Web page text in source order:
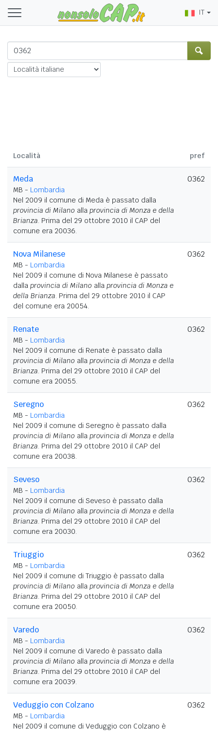
IT
Località pref
Meda
MB - Lombardia
Nel 2009 il comune di Meda è passato dalla
provincia di Milano alla provincia di Monza e della
Brianza. Prima del 29 ottobre 2010 il CAP del
comune era 20036.
0362
Nova Milanese
MB - Lombardia
Nel 2009 il comune di Nova Milanese è passato
dalla provincia di Milano alla provincia di Monza e
della Brianza. Prima del 29 ottobre 2010 il CAP
del comune era 20054.
0362
Renate
MB - Lombardia
Nel 2009 il comune di Renate è passato dalla
provincia di Milano alla provincia di Monza e della
Brianza. Prima del 29 ottobre 2010 il CAP del
comune era 20055.
0362
Seregno
MB - Lombardia
Nel 2009 il comune di Seregno è passato dalla
provincia di Milano alla provincia di Monza e della
Brianza. Prima del 29 ottobre 2010 il CAP del
comune era 20038.
0362
Seveso
MB - Lombardia
Nel 2009 il comune di Seveso è passato dalla
provincia di Milano alla provincia di Monza e della
Brianza. Prima del 29 ottobre 2010 il CAP del
comune era 20030.
0362
Triuggio
MB - Lombardia
Nel 2009 il comune di Triuggio è passato dalla
provincia di Milano alla provincia di Monza e della
Brianza. Prima del 29 ottobre 2010 il CAP del
comune era 20050.
0362
Varedo
MB - Lombardia
Nel 2009 il comune di Varedo è passato dalla
provincia di Milano alla provincia di Monza e della
Brianza. Prima del 29 ottobre 2010 il CAP del
comune era 20039.
0362
Veduggio con Colzano
MB - Lombardia
Nel 2009 il comune di Veduggio con Colzano è
0362